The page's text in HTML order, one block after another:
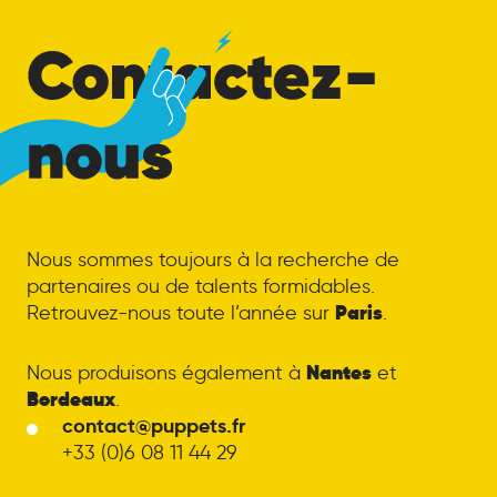
Nous sommes toujours à la recherche de
partenaires ou de talents formidables.
Retrouvez-nous toute l’année sur Paris.
Nous produisons également à Nanteset
Bordeaux.
contact@puppets.fr
+33 (0)6 08 11 44 29